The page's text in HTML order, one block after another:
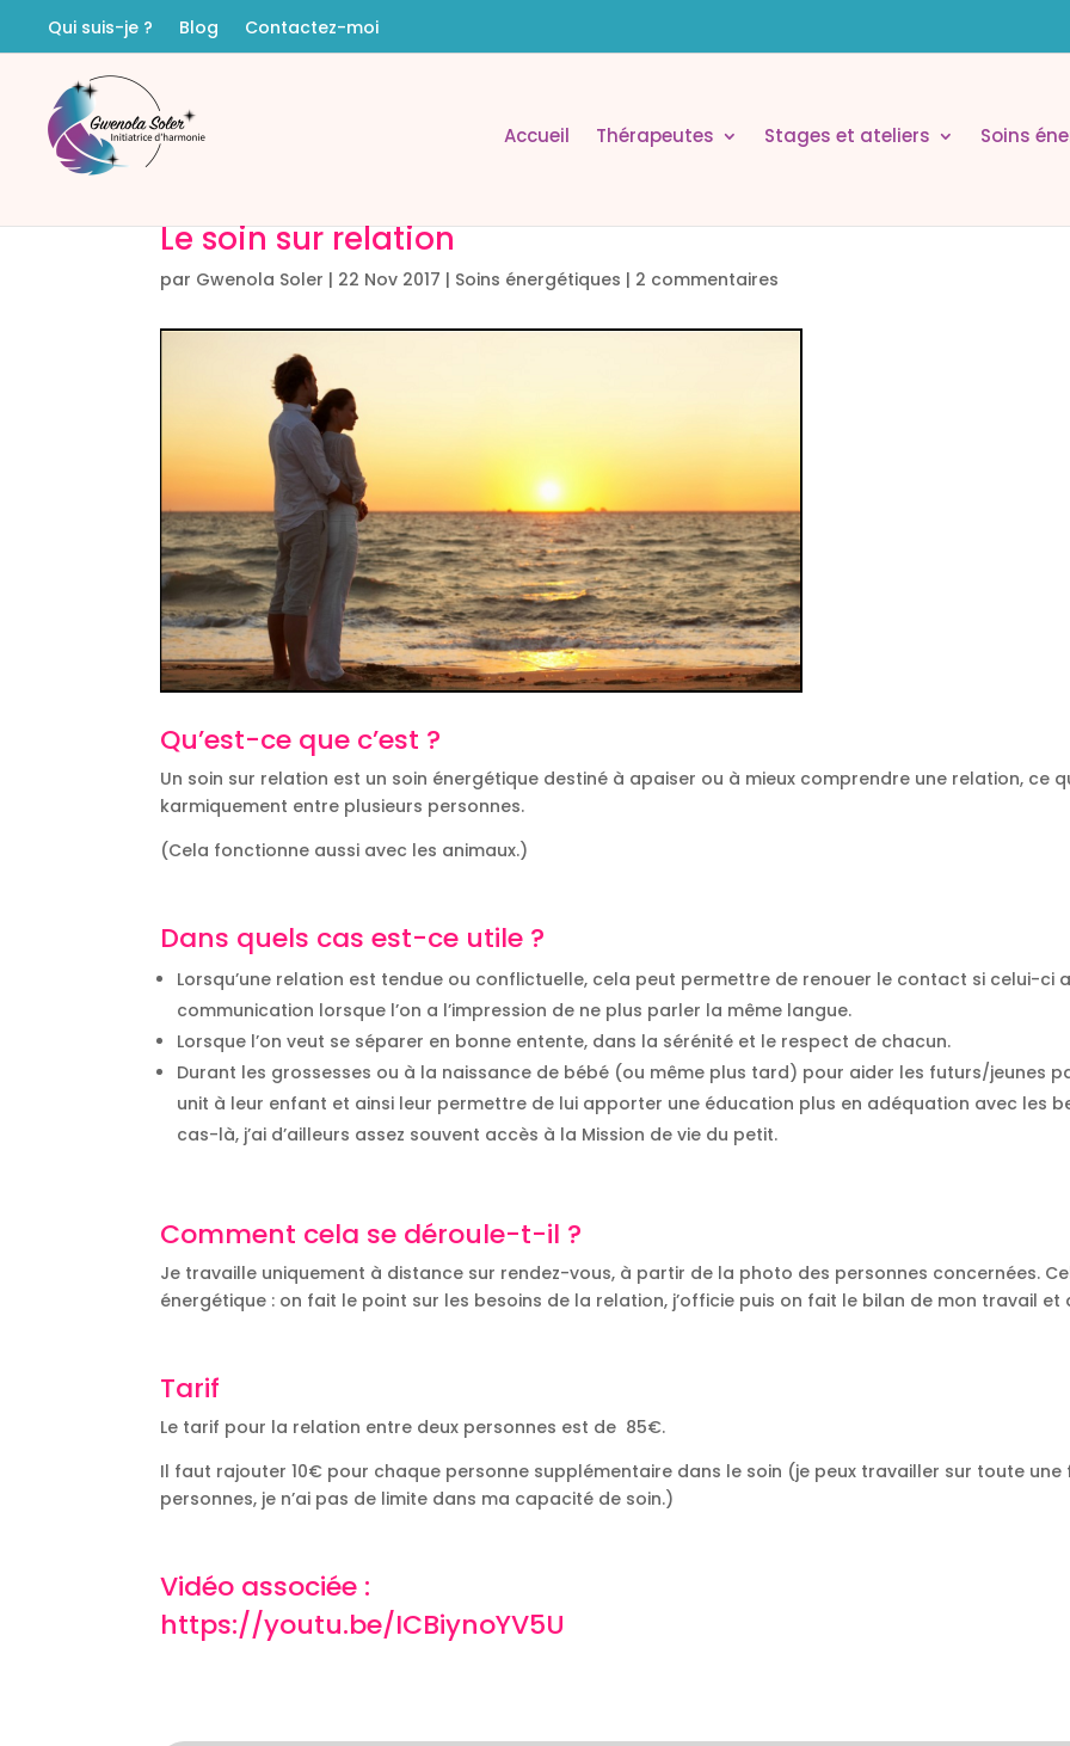
Qui suis-je ? Blog Contactez-moi
Accueil Thérapeutes Stages et ateliers Soins
Le soin sur relation
par Gwenola Soler | 22 Nov 2017 | Soins énergétiques | 2 commentaires
Qu’est-ce que c’est ?
Un soin sur relation est un soin énergétique destiné à apaiser ou à mieux comprendre une relation, ce
karmiquement entre plusieurs personnes.
(Cela fonctionne aussi avec les animaux.)
Dans quels cas est-ce utile ?
Lorsqu’une relation est tendue ou conflictuelle, cela peut permettre de renouer le contact si celui-
communication lorsque l’on a l’impression de ne plus parler la même langue.
Lorsque l’on veut se séparer en bonne entente, dans la sérénité et le respect de chacun.
Durant les grossesses ou à la naissance de bébé (ou même plus tard) pour aider les futurs/jeunes
unit à leur enfant et ainsi leur permettre de lui apporter une éducation plus en adéquation avec les
cas-là, j’ai d’ailleurs assez souvent accès à la Mission de vie du petit.
Comment cela se déroule-t-il ?
Je travaille uniquement à distance sur rendez-vous, à partir de la photo des personnes concernées.
énergétique : on fait le point sur les besoins de la relation, j’officie puis on fait le bilan de mon travail et
Tarif
Le tarif pour la relation entre deux personnes est de 85€.
Il faut rajouter 10€ pour chaque personne supplémentaire dans le soin (je peux travailler sur toute
personnes, je n’ai pas de limite dans ma capacité de soin.)
Vidéo associée :
https://youtu.be/ICBiynoYV5U